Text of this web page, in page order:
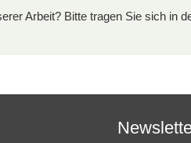
Arbeit? Bitte tragen Sie sich in